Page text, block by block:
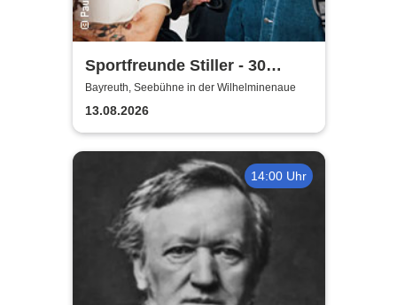
Sportfreunde Stiller - 30
wunderbaren Jahren
Bayreuth, Seebühne in der Wilhelminenaue
13.08.2026
14:00 Uhr